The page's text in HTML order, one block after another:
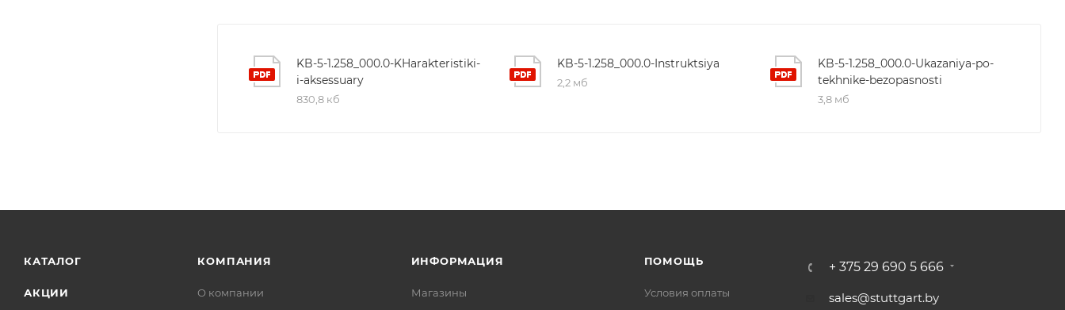
KB-5-1.258_000.0-KHarakteristiki-
i-aksessuary
830,8 кб
KB-5-1.258_000.0-Instruktsiya
2,2 мб
KB-5-1.258_000.0-Ukazaniya-po-
tekhnike-bezopasnosti
3,8 мб
КАТАЛОГ
АКЦИИ
КОМПАНИЯ
О компании
ИНФОРМАЦИЯ
Магазины
ПОМОЩЬ
Условия оплаты
+ 375 29 690 5 666
sales@stuttgart.by